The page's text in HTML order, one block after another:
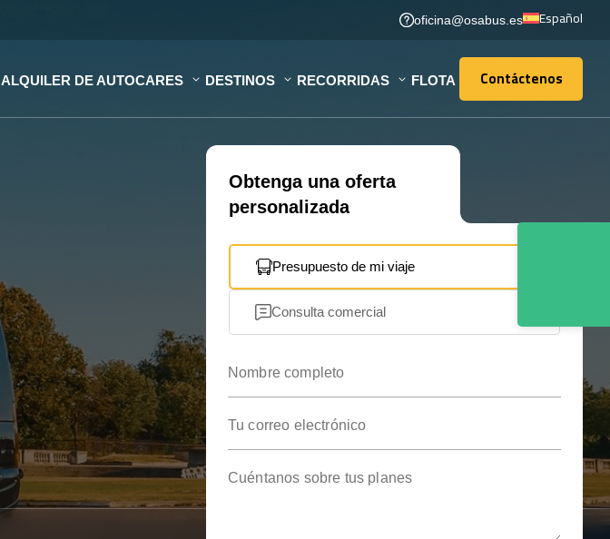
oficina@osabus.es Español
ALQUILER DE AUTOCARES DESTINOS RECORRIDAS FLOTA Contáctenos
Contáctenos
Obtenga una oferta
personalizada
Presupuesto de mi viaje
Consulta comercial